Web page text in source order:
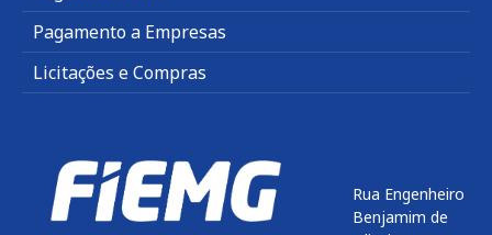
Pagamento a Empresas
Licitações e Compras
Rua Engenheiro
Benjamim de